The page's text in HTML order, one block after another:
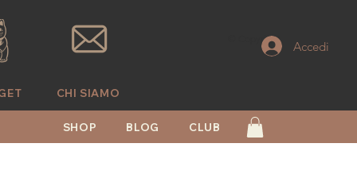
© Copyright
CHI SIAMO
Accedi
SHOP BLOG CLUB